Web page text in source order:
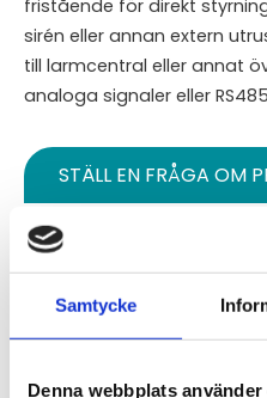
Samtycke
Denna webbplats
fristående för direkt
sirén eller annan extern
till larmcentral eller annat
analoga signaler eller
STÄLL EN FRÅGA OM
Specifikationer
Omdömen